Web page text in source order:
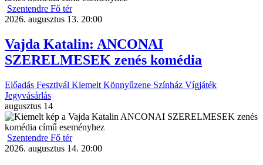
Szentendre Fő tér
2026. augusztus 13. 20:00
Vajda Katalin: ANCONAI
SZERELMESEK zenés komédia
Előadás Fesztivál Kiemelt Könnyűzene Színház Vígjáték
Jegyvásárlás
augusztus 14
Szentendre Fő tér
2026. augusztus 14. 20:00